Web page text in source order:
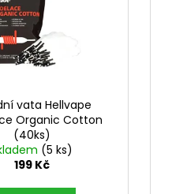
vata Hellvape
Organic Cotton
(40ks)
(5 ks)
199 Kč